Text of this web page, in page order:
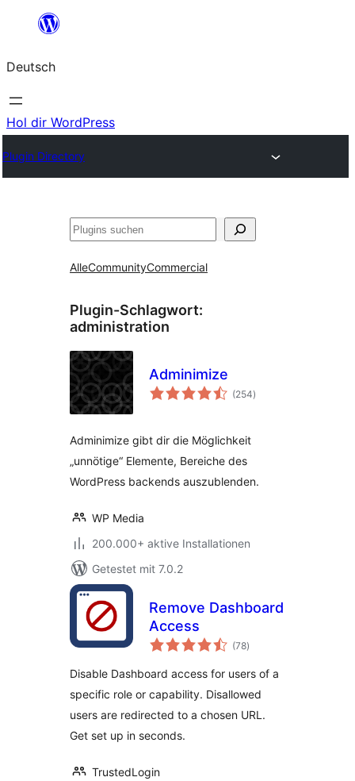
springen
Deutsch
Hol dir WordPress
Plugin Directory
Suchen
AlleCommunityCommercial
Plugin-Schlagwort:
administration
Adminimize
(254Bewertungen
insgesamt
)
Adminimize gibt dir die Möglichkeit
„unnötige“ Elemente, Bereiche des
WordPress backends auszublenden.
WP Media
200.000+ aktive Installationen
Getestet mit 7.0.2
Remove Dashboard
Access
(78Bewertungen
insgesamt
)
Disable Dashboard access for users of a
specific role or capability. Disallowed
users are redirected to a chosen URL.
Get set up in seconds.
TrustedLogin